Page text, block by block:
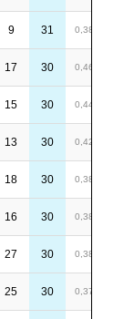
9 31 0,38
17 30 0,46
15 30 0,44
13 30 0,42
18 30 0,38
16 30 0,38
27 30 0,38
25 30 0,37